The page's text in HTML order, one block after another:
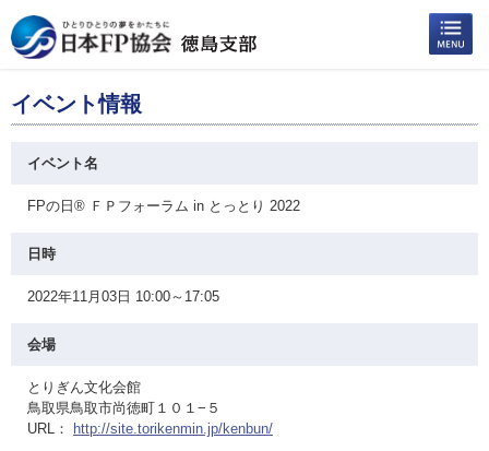
イベント情報
イベント名
FPの日® ＦＰフォーラム in とっとり 2022
日時
2022年11月03日 10:00～17:05
会場
とりぎん文化会館
鳥取県鳥取市尚徳町１０１−５
URL：
http://site.torikenmin.jp/kenbun/